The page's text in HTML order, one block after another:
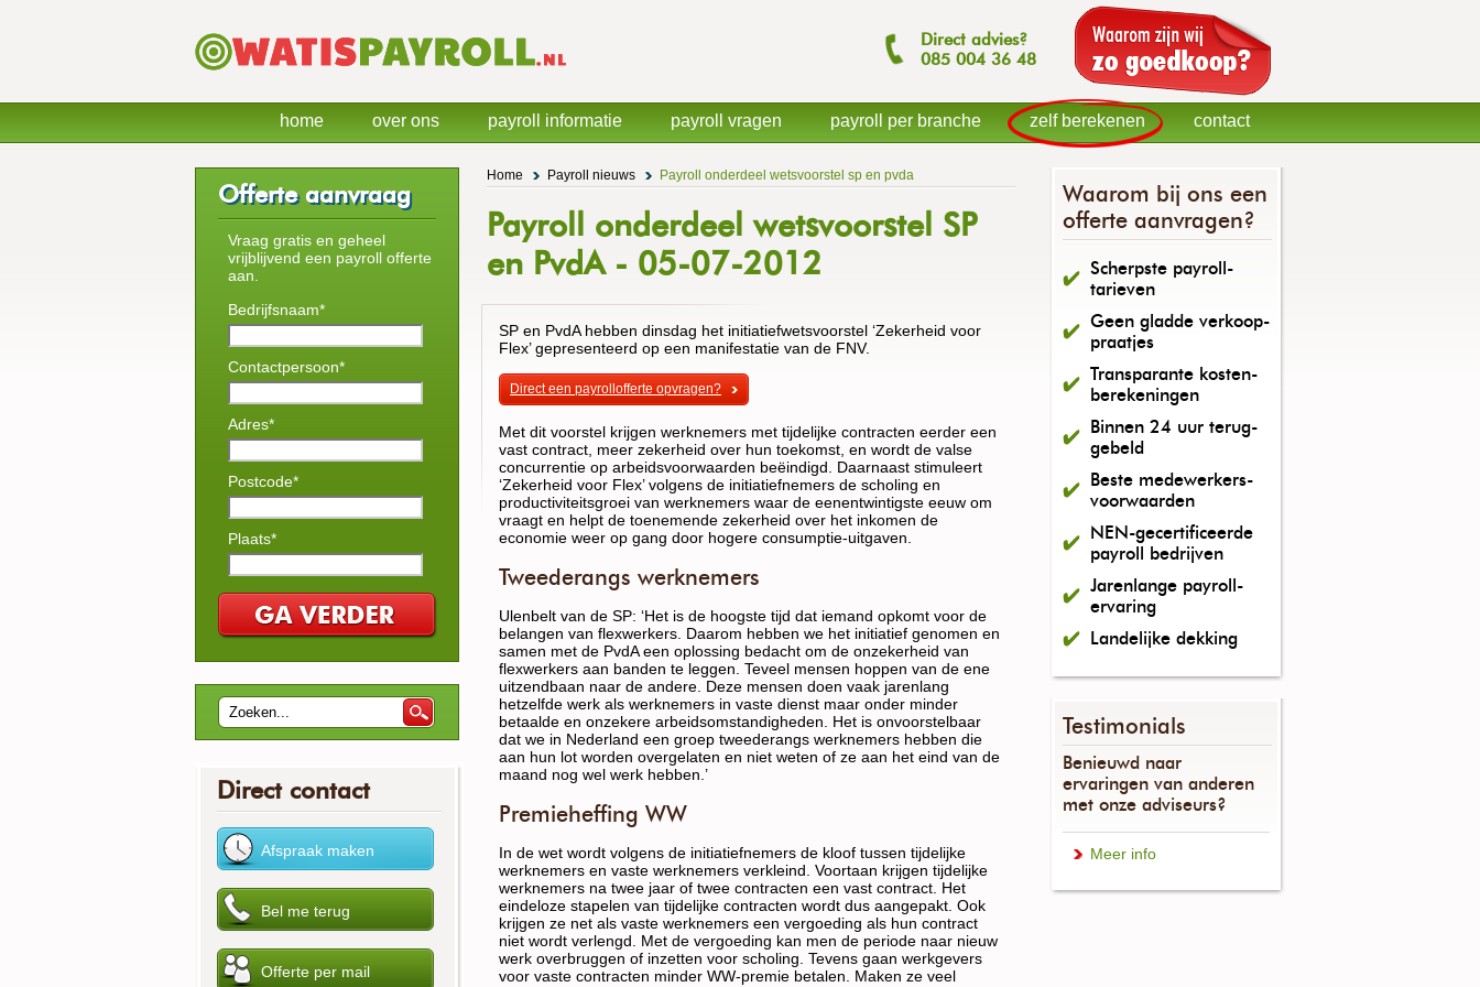
Direct advies?
085 004 36 48
Home Payroll nieuws Payroll onderdeel wetsvoorstel sp en pvda
Payroll onderdeel wetsvoorstel SP
en PvdA - 05-07-2012
SP en PvdA hebben dinsdag het initiatiefwetsvoorstel ‘Zekerheid voor
Flex’ gepresenteerd op een manifestatie van de FNV.
Direct een payrollofferte opvragen?
Met dit voorstel krijgen werknemers met tijdelijke contracten eerder een
vast contract, meer zekerheid over hun toekomst, en wordt de valse
concurrentie op arbeidsvoorwaarden beëindigd. Daarnaast stimuleert
‘Zekerheid voor Flex’ volgens de initiatiefnemers de scholing en
productiviteitsgroei van werknemers waar de eenentwintigste eeuw om
vraagt en helpt de toenemende zekerheid over het inkomen de
economie weer op gang door hogere consumptie-uitgaven.
Tweederangs werknemers
Ulenbelt van de SP: ‘Het is de hoogste tijd dat iemand opkomt voor de
belangen van flexwerkers. Daarom hebben we het initiatief genomen en
samen met de PvdA een oplossing bedacht om de onzekerheid van
flexwerkers aan banden te leggen. Teveel mensen hoppen van de ene
uitzendbaan naar de andere. Deze mensen doen vaak jarenlang
hetzelfde werk als werknemers in vaste dienst maar onder minder
betaalde en onzekere arbeidsomstandigheden. Het is onvoorstelbaar
dat we in Nederland een groep tweederangs werknemers hebben die
aan hun lot worden overgelaten en niet weten of ze aan het eind van de
maand nog wel werk hebben.’
Premieheffing WW
In de wet wordt volgens de initiatiefnemers de kloof tussen tijdelijke
werknemers en vaste werknemers verkleind. Voortaan krijgen tijdelijke
werknemers na twee jaar of twee contracten een vast contract. Het
eindeloze stapelen van tijdelijke contracten wordt dus aangepakt. Ook
krijgen ze net als vaste werknemers een vergoeding als hun contract
niet wordt verlengd. Met de vergoeding kan men de periode naar nieuw
werk overbruggen of inzetten voor scholing. Tevens gaan werkgevers
voor vaste contracten minder WW-premie betalen. Maken ze veel
Waarom bij ons een
offerte aanvragen?
Scherpste payroll-
tarieven
Geen gladde verkoop-
praatjes
Transparante kosten-
berekeningen
Binnen 24 uur terug-
gebeld
Beste medewerkers-
voorwaarden
NEN-gecertificeerde
payroll bedrijven
Jarenlange payroll-
ervaring
Landelijke dekking
Testimonials
Benieuwd naar
ervaringen van anderen
met onze adviseurs?
Meer info
Offerte aanvraag
Vraag gratis en geheel
vrijblijvend een payroll offerte
aan.
Bedrijfsnaam*
Contactpersoon*
Adres*
Postcode*
Plaats*
Direct contact
home over ons payroll informatie payroll vragen payroll per branche zelf berekenen contact